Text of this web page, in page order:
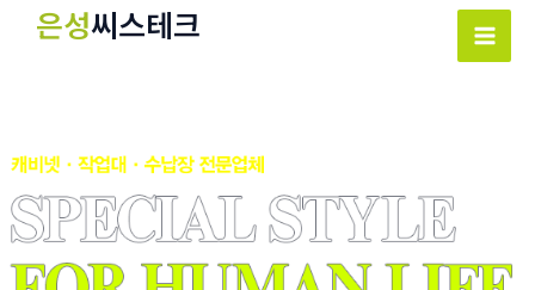
너
뛰
기
은성씨스테크
Main